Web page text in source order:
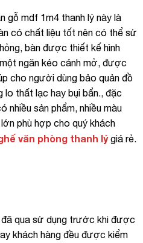
gỗ mdf 1m4 thanh lý này là
có chất liệu tốt nên có thể sử
bàn được thiết kế hình
ngăn kéo cánh mở, được
cho người dùng bảo quản đồ
lo thất lạc hay bụi bẩn., đặc
nhiều sản phẩm, nhiều màu
phù hợp cho quý khách
văn phòng thanh lýgiá rẻ.
đã qua sử dụng trước khi được
khách hàng đều được kiểm